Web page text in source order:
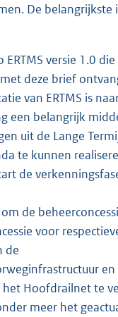
De belangrijkste
ERTMS versie 1.0 die
deze brief
van ERTMS is
een belangrijk
uit de Lange
te kunnen
de
de
voor
de
het Hoofdrailnet te
meer het